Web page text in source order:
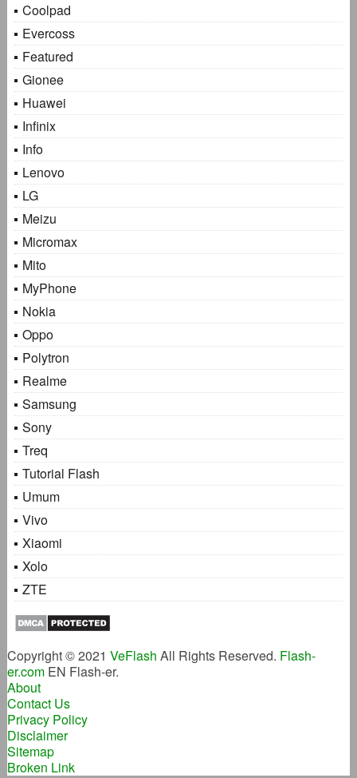
Coolpad
Evercoss
Featured
Gionee
Huawei
Infinix
Info
Lenovo
LG
Meizu
Micromax
Mito
MyPhone
Nokia
Oppo
Polytron
Realme
Samsung
Sony
Treq
Tutorial Flash
Umum
Vivo
Xiaomi
Xolo
ZTE
Copyright © 2021 VeFlash All Rights Reserved. Flash-
er.comEN Flash-er.
About
Contact Us
Privacy Policy
Disclaimer
Sitemap
Broken Link